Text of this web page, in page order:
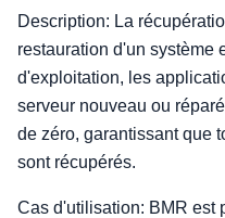
Description: La
restauration d'un système
d'exploitation, les
serveur nouveau ou
de zéro, garantissant que
sont récupérés.
Cas d'utilisation: BMR est